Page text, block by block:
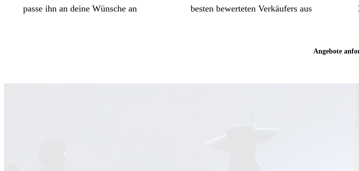
passe ihn an deine Wünsche an
besten bewerteten Verkäufers aus
Angebote